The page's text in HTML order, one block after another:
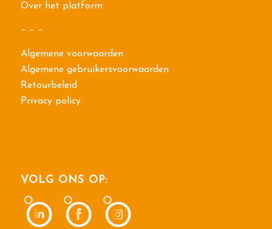
Over het platform
– – –
Algemene voorwaarden
Algemene gebruikersvoorwaarden
Retourbeleid
Privacy policy
VOLG ONS OP: